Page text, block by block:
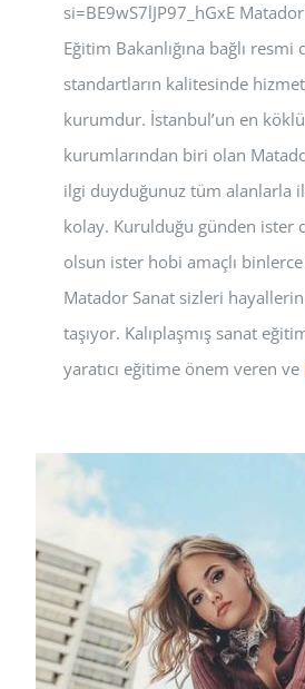
si=BE9wS7lJP97_hGxE
Eğitim Bakanlığına bağlı
standartların kalitesinde
kurumdur. İstanbul’un en
kurumlarından biri olan
ilgi duyduğunuz tüm alanlarla
kolay. Kurulduğu günden ister
olsun ister hobi amaçlı
Matador Sanat sizleri
taşıyor. Kalıplaşmış sanat
yaratıcı eğitime önem veren ve